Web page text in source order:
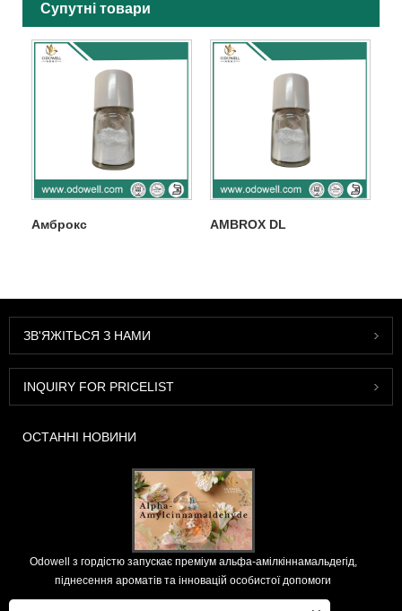
Супутні товари
Амброкс AMBROX DL
ЗВ'ЯЖІТЬСЯ З НАМИ
INQUIRY FOR PRICELIST
ОСТАННІ НОВИНИ
Odowell з гордістю запускає преміум альфа-амілкіннамальдегід,
піднесення ароматів та інновацій особистої допомоги